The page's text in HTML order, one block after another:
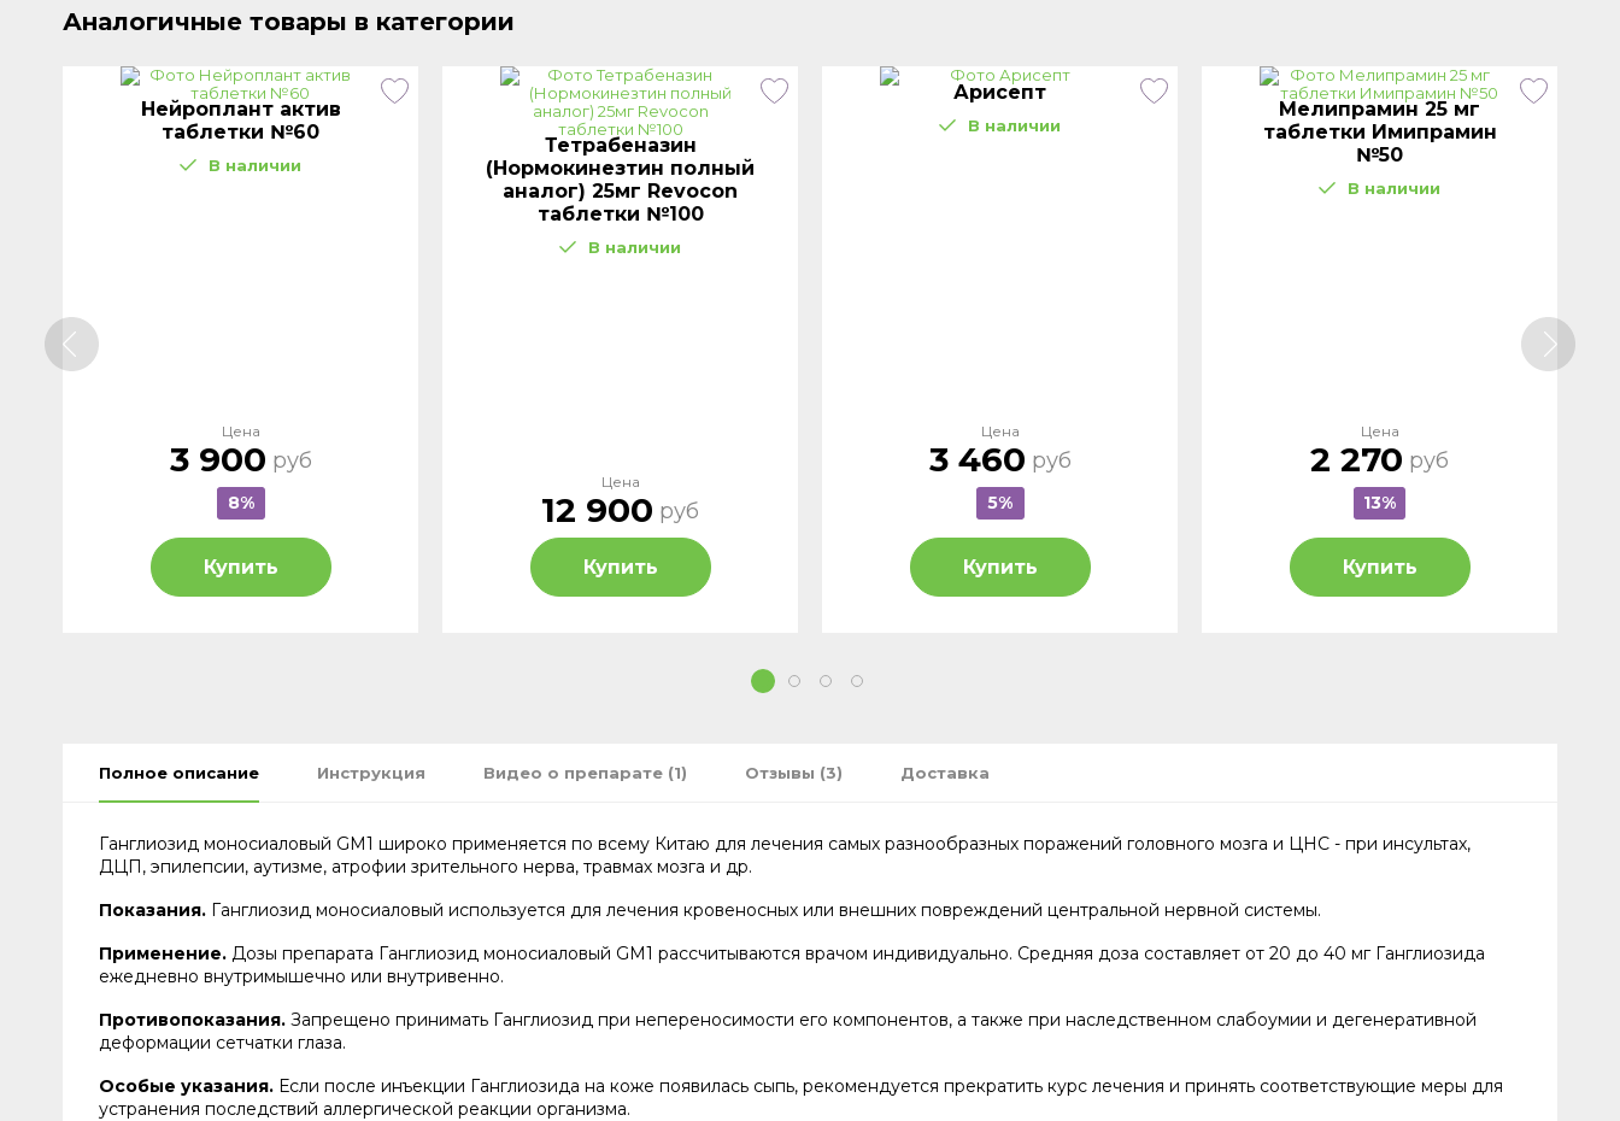
Аналогичные товары в категории
Нейроплант актив
таблетки №60
В наличии
Цена
3 900 руб
8%
Купить
Тетрабеназин
(Нормокинезтин полный
аналог) 25мг Revocon
таблетки №100
В наличии
Цена
12 900 руб
Купить
Арисепт
В наличии
Цена
3 460 руб
5%
Купить
Мелипрамин 25 мг
таблетки Имипрамин
№50
В наличии
Цена
2 270 руб
13%
Купить
Полное описание Инструкция Видео о препарате (1) Отзывы (3) Доставка
Ганглиозид моносиаловый GM1 широко применяется по всему Китаю для лечения самых разнообразных поражений головного мозга и ЦНС - при инсультах,
ДЦП, эпилепсии, аутизме, атрофии зрительного нерва, травмах мозга и др.
Показания. Ганглиозид моносиаловый используется для лечения кровеносных или внешних повреждений центральной нервной системы.
Применение. Дозы препарата Ганглиозид моносиаловый GM1 рассчитываются врачом индивидуально. Средняя доза составляет от 20 до 40 мг Ганглиозида
ежедневно внутримышечно или внутривенно.
Противопоказания. Запрещено принимать Ганглиозид при непереносимости его компонентов, а также при наследственном слабоумии и дегенеративной
деформации сетчатки глаза.
Особые указания. Если после инъекции Ганглиозида на коже появилась сыпь, рекомендуется прекратить курс лечения и принять соответствующие меры для
устранения последствий аллергической реакции организма.